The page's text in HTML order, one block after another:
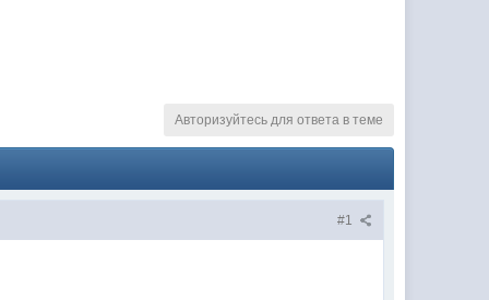
Авторизуйтесь для ответа в теме
#1